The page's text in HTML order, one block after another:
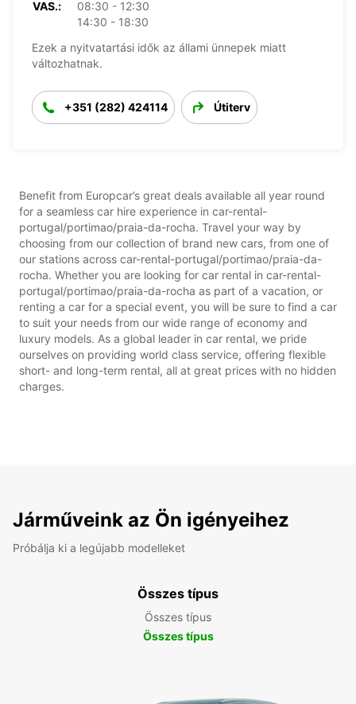
VAS.:
08:30 - 12:30
14:30 - 18:30
Ezek a nyitvatartási idők az állami ünnepek miatt
változhatnak.
+351 (282) 424114 Útiterv
Benefit from Europcar’s great deals available all year round
for a seamless car hire experience in car-rental-
portugal/portimao/praia-da-rocha. Travel your way by
choosing from our collection of brand new cars, from one of
our stations across car-rental-portugal/portimao/praia-da-
rocha. Whether you are looking for car rental in car-rental-
portugal/portimao/praia-da-rocha as part of a vacation, or
renting a car for a special event, you will be sure to find a car
to suit your needs from our wide range of economy and
luxury models. As a global leader in car rental, we pride
ourselves on providing world class service, offering flexible
short- and long-term rental, all at great prices with no hidden
charges.
Járműveink az Ön igényeihez
Próbálja ki a legújabb modelleket
Összes típus
Összes típus
Összes típus